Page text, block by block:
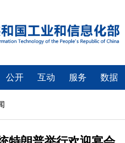
公开 互动 服务 数据